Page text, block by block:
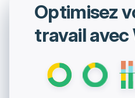
Optimisez
travail avec